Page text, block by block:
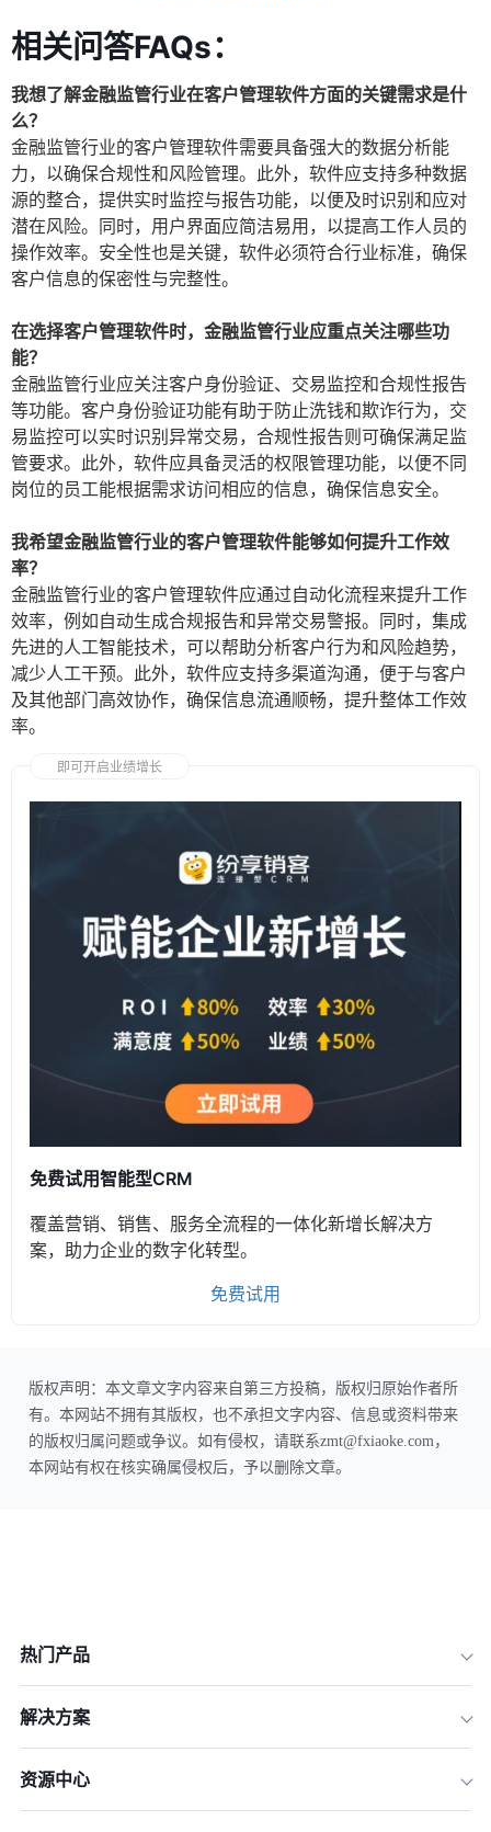
相关问答FAQs：
我想了解金融监管行业在客户管理软件方面的关键需求是什
么？
金融监管行业的客户管理软件需要具备强大的数据分析能
力，以确保合规性和风险管理。此外，软件应支持多种数据
源的整合，提供实时监控与报告功能，以便及时识别和应对
潜在风险。同时，用户界面应简洁易用，以提高工作人员的
操作效率。安全性也是关键，软件必须符合行业标准，确保
客户信息的保密性与完整性。
在选择客户管理软件时，金融监管行业应重点关注哪些功
能？
金融监管行业应关注客户身份验证、交易监控和合规性报告
等功能。客户身份验证功能有助于防止洗钱和欺诈行为，交
易监控可以实时识别异常交易，合规性报告则可确保满足监
管要求。此外，软件应具备灵活的权限管理功能，以便不同
岗位的员工能根据需求访问相应的信息，确保信息安全。
我希望金融监管行业的客户管理软件能够如何提升工作效
率？
金融监管行业的客户管理软件应通过自动化流程来提升工作
效率，例如自动生成合规报告和异常交易警报。同时，集成
先进的人工智能技术，可以帮助分析客户行为和风险趋势，
减少人工干预。此外，软件应支持多渠道沟通，便于与客户
及其他部门高效协作，确保信息流通顺畅，提升整体工作效
率。
即可开启业绩增长
免费试用智能型CRM
覆盖营销、销售、服务全流程的一体化新增长解决方
案，助力企业的数字化转型。
免费试用
版权声明：本文章文字内容来自第三方投稿，版权归原始作者所
有。本网站不拥有其版权，也不承担文字内容、信息或资料带来
的版权归属问题或争议。如有侵权，请联系zmt@fxiaoke.com，
本网站有权在核实确属侵权后，予以删除文章。
热门产品
解决方案
资源中心